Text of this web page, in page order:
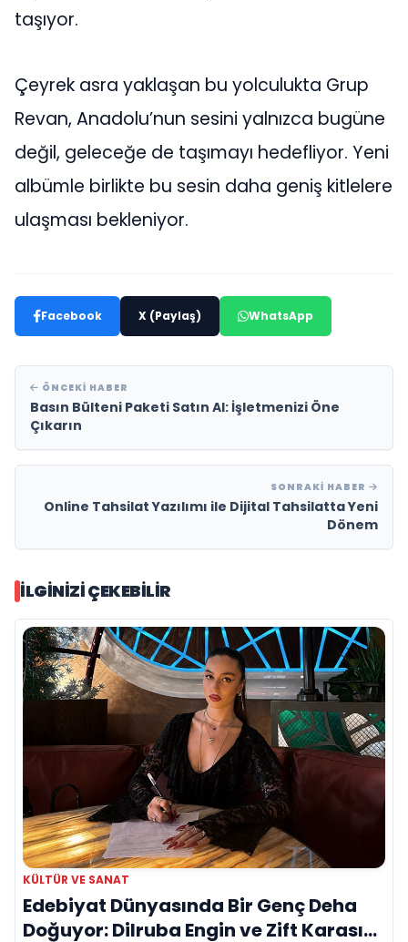
taşıyor.
Çeyrek asra yaklaşan bu yolculukta Grup
Revan, Anadolu’nun sesini yalnızca bugüne
değil, geleceğe de taşımayı hedefliyor. Yeni
albümle birlikte bu sesin daha geniş kitlelere
ulaşması bekleniyor.
Facebook X (Paylaş) WhatsApp
ÖNCEKI HABER
Basın Bülteni Paketi Satın Al: İşletmenizi Öne
Çıkarın
SONRAKI HABER
Online Tahsilat Yazılımı ile Dijital Tahsilatta Yeni
Dönem
İLGINIZI ÇEKEBILIR
KÜLTÜR VE SANAT
Edebiyat Dünyasında Bir Genç Deha
Doğuyor: Dilruba Engin ve Zift Karası